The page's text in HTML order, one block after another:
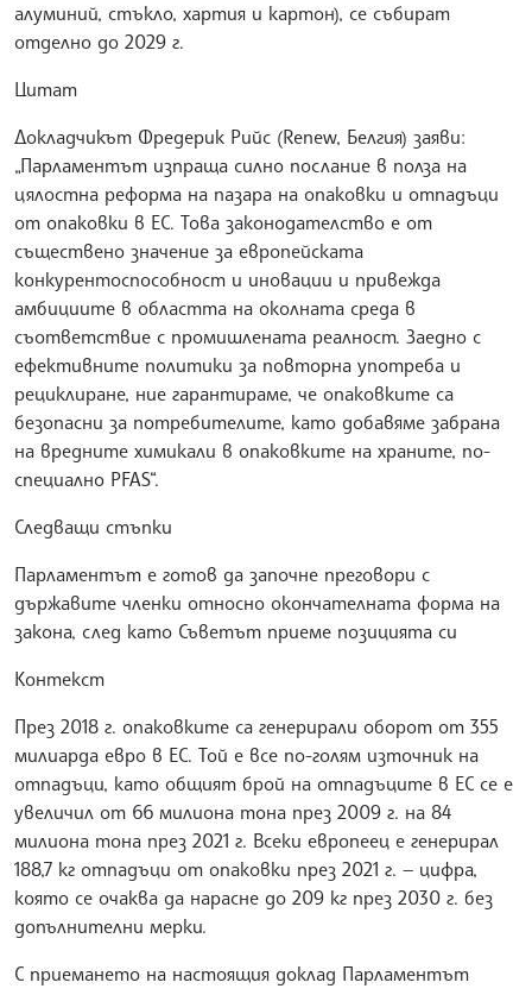
алуминий, стъкло, хартия и картон), се събират
отделно до 2029 г.
Цитат
Докладчикът Фредерик Рийс (Renew, Белгия) заяви:
„Парламентът изпраща силно послание в полза на
цялостна реформа на пазара на опаковки и отпадъци
от опаковки в ЕС. Това законодателство е от
съществено значение за европейската
конкурентоспособност и иновации и привежда
амбициите в областта на околната среда в
съответствие с промишлената реалност. Заедно с
ефективните политики за повторна употреба и
рециклиране, ние гарантираме, че опаковките са
безопасни за потребителите, като добавяме забрана
на вредните химикали в опаковките на храните, по-
специално PFAS“.
Следващи стъпки
Парламентът е готов да започне преговори с
държавите членки относно окончателната форма на
закона, след като Съветът приеме позицията си
Контекст
През 2018 г. опаковките са генерирали оборот от 355
милиарда евро в ЕС. Той е все по-голям източник на
отпадъци, като общият брой на отпадъците в ЕС се е
увеличил от 66 милиона тона през 2009 г. на 84
милиона тона през 2021 г. Всеки европеец е генерирал
188,7 кг отпадъци от опаковки през 2021 г. — цифра,
която се очаква да нарасне до 209 кг през 2030 г. без
допълнителни мерки.
С приемането на настоящия доклад Парламентът